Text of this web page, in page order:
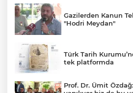
Gazilerden Kanun
"Hodri Meydan"
Türk Tarih
tek platformda
Prof. Dr. Ümit